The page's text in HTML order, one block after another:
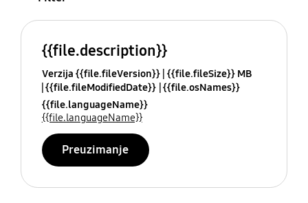
{{file.description}}
Verzija {{file.fileVersion}} {{file.fileSize}} MB
{{file.fileModifiedDate}} {{file.osNames}}
{{file.languageName}}
{{file.languageName}}
Preuzimanje